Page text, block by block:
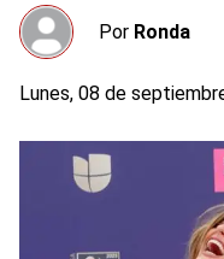
Por Ronda
Lunes, 08 de